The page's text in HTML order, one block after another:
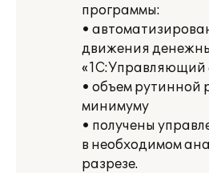
программы:
•
движения
«1С:Управляющий
• объем рутинной
минимуму
• получены
в необходимом
разрезе.